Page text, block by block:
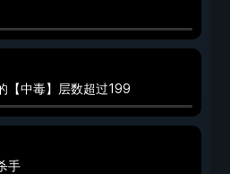
【中毒】层数超过199
手